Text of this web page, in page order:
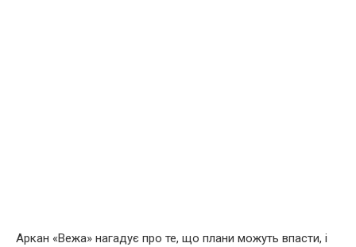
Аркан «Вежа» нагадує про те, що плани можуть впасти, і